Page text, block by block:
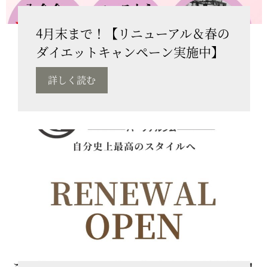
4月末まで！【リニューアル＆春の
ダイエットキャンペーン実施中】
詳しく読む